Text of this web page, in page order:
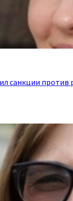
санкции против